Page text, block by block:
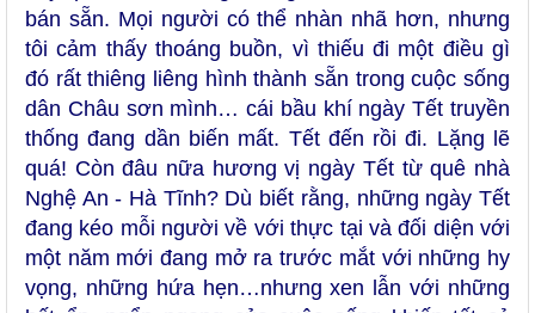
bán sẵn. Mọi người có thể nhàn nhã hơn, nhưng
tôi cảm thấy thoáng buồn, vì thiếu đi một điều gì
đó rất thiêng liêng hình thành sẵn trong cuộc sống
dân Châu sơn mình… cái bầu khí ngày Tết truyền
thống đang dần biến mất. Tết đến rồi đi. Lặng lẽ
quá! Còn đâu nữa hương vị ngày Tết từ quê nhà
Nghệ An - Hà Tĩnh? Dù biết rằng, những ngày Tết
đang kéo mỗi người về với thực tại và đối diện với
một năm mới đang mở ra trước mắt với những hy
vọng, những hứa hẹn…nhưng xen lẫn với những